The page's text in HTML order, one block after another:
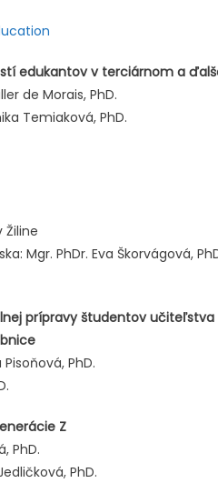
edukantov v terciárnom a
de Morais, PhD.
Temiaková, PhD.
Žiline
Mgr. PhDr. Eva Škorvágová,
prípravy študentov
PhD.
Z
PhD.
PhD.